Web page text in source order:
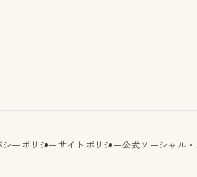
シーポリシーサイトポリシー公式ソーシャル